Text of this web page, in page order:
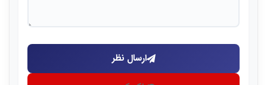
ارسال نظر